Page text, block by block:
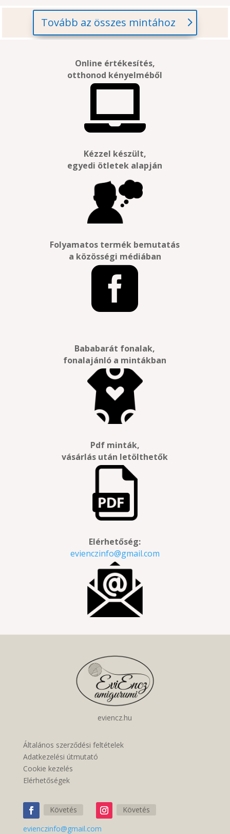
Tovább az összes mintához
Online értékesítés,
otthonod kényelméből

Kézzel készült,
egyedi ötletek alapján
Folyamatos termék bemutatás
a közösségi médiában

Bababarát fonalak,
fonalajánló a mintákban
Pdf minták,
vásárlás után letölthetők
Elérhetőség:
evienczinfo@gmail.com
eviencz.hu
Általános szerződési feltételek
Adatkezelési útmutató
Cookie kezelés
Elérhetőségek
Követés
Követés
evienczinfo@gmail.com